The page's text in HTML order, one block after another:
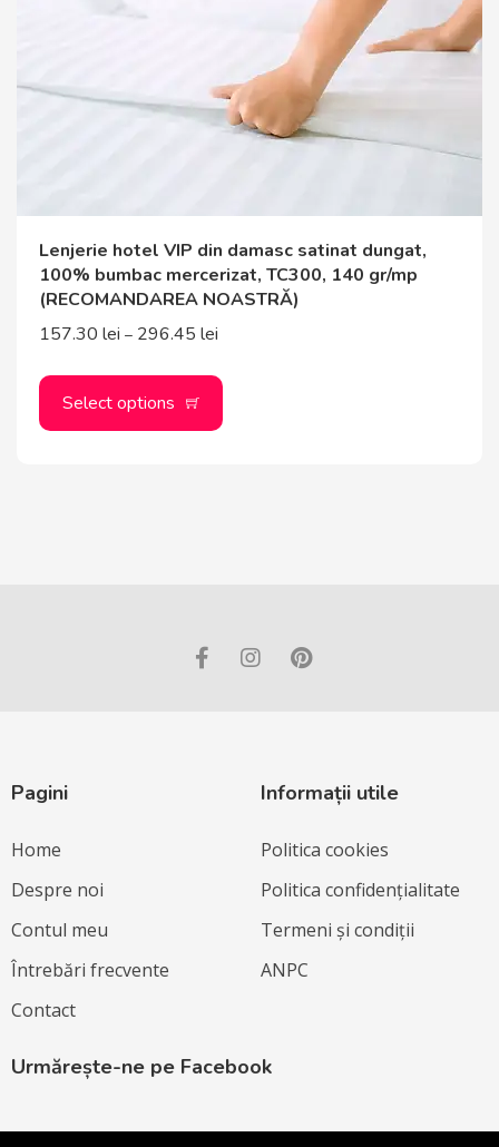
Lenjerie hotel VIP din damasc satinat dungat,
100% bumbac mercerizat, TC300, 140 gr/mp
(RECOMANDAREA NOASTRĂ)
157.30 lei – 296.45 lei
Select options
Pagini
Home
Despre noi
Contul meu
Întrebări frecvente
Contact
Informații utile
Politica cookies
Politica confidențialitate
Termeni și condiții
ANPC
Urmărește-ne pe Facebook